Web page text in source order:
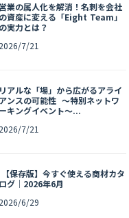
営業の属人化を解消！名刺を会社
の資産に変える「Eight Team」
の実力とは？
2026/7/21
リアルな「場」から広がるアライ
アンスの可能性 〜特別ネットワ
ーキングイベント〜...
2026/7/21
【保存版】今すぐ使える商材カタ
ログ｜2026年6月
2026/6/29